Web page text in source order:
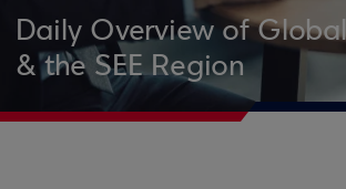
Daily Overview of
& the SEE Region